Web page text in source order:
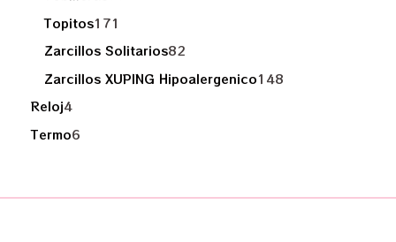
Topitos171
Zarcillos Solitarios82
Zarcillos XUPING Hipoalergenico148
Reloj4
Termo6